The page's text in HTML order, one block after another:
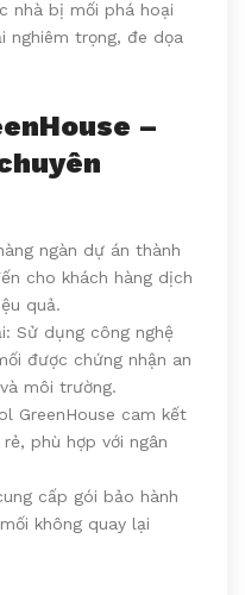
nhà bị mối phá hoại
nghiêm trọng, đe dọa
–
ngàn dự án thành
cho khách hàng dịch
quả.
Sử dụng công nghệ
được chứng nhận an
môi trường.
GreenHouse cam kết
phù hợp với ngân
cấp gói bảo hành
không quay lại